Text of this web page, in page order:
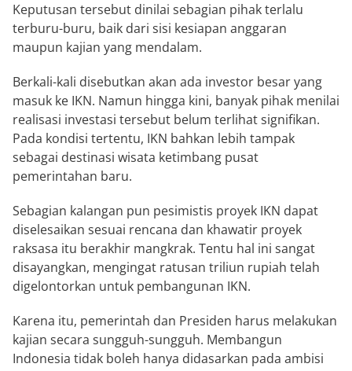
Keputusan tersebut dinilai sebagian pihak terlalu
terburu-buru, baik dari sisi kesiapan anggaran
maupun kajian yang mendalam.
Berkali-kali disebutkan akan ada investor besar yang
masuk ke IKN. Namun hingga kini, banyak pihak menilai
realisasi investasi tersebut belum terlihat signifikan.
Pada kondisi tertentu, IKN bahkan lebih tampak
sebagai destinasi wisata ketimbang pusat
pemerintahan baru.
Sebagian kalangan pun pesimistis proyek IKN dapat
diselesaikan sesuai rencana dan khawatir proyek
raksasa itu berakhir mangkrak. Tentu hal ini sangat
disayangkan, mengingat ratusan triliun rupiah telah
digelontorkan untuk pembangunan IKN.
Karena itu, pemerintah dan Presiden harus melakukan
kajian secara sungguh-sungguh. Membangun
Indonesia tidak boleh hanya didasarkan pada ambisi